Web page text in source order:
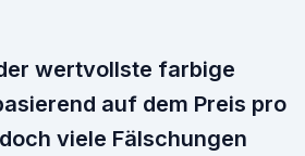
wertvollste farbige
auf dem Preis pro
viele Fälschungen